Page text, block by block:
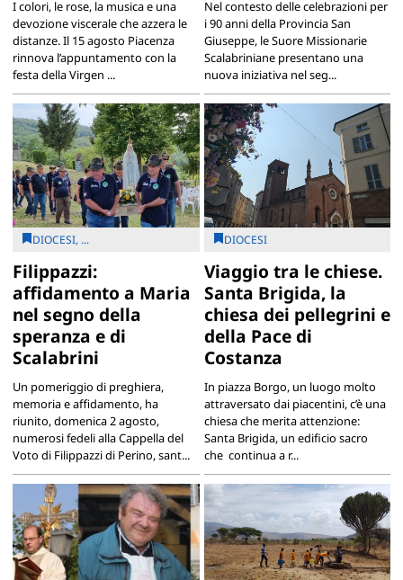
I colori, le rose, la musica e una
devozione viscerale che azzera le
distanze. Il 15 agosto Piacenza
rinnova l’appuntamento con la
festa della Virgen ...
Nel contesto delle celebrazioni per
i 90 anni della Provincia San
Giuseppe, le Suore Missionarie
Scalabriniane presentano una
nuova iniziativa nel seg...
DIOCESI, ...
Filippazzi:
affidamento a Maria
nel segno della
speranza e di
Scalabrini
Un pomeriggio di preghiera,
memoria e affidamento, ha
riunito, domenica 2 agosto,
numerosi fedeli alla Cappella del
Voto di Filippazzi di Perino, sant...
DIOCESI
Viaggio tra le chiese.
Santa Brigida, la
chiesa dei pellegrini e
della Pace di
Costanza
In piazza Borgo, un luogo molto
attraversato dai piacentini, c’è una
chiesa che merita attenzione:
Santa Brigida, un edificio sacro
che continua a r...